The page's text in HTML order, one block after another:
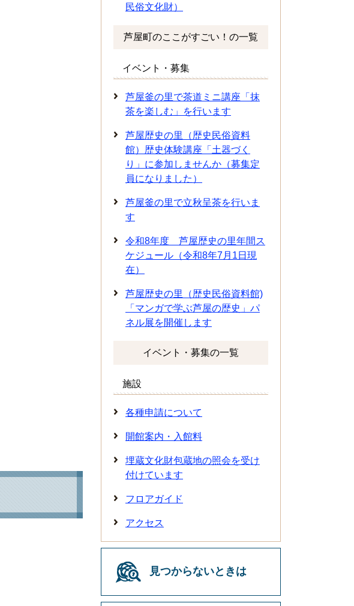
民俗文化財）
芦屋町のここがすごい！の一覧
イベント・募集
芦屋釜の里で茶道ミニ講座「抹
茶を楽しむ」を行います
芦屋歴史の里（歴史民俗資料
館）歴史体験講座「土器づく
り」に参加しませんか（募集定
員になりました）
芦屋釜の里で立秋呈茶を行いま
す
令和8年度 芦屋歴史の里年間ス
ケジュール（令和8年7月1日現
在）
芦屋歴史の里（歴史民俗資料館)
「マンガで学ぶ芦屋の歴史」パ
ネル展を開催します
イベント・募集の一覧
施設
各種申請について
開館案内・入館料
埋蔵文化財包蔵地の照会を受け
付けています
フロアガイド
アクセス
見つからないときは